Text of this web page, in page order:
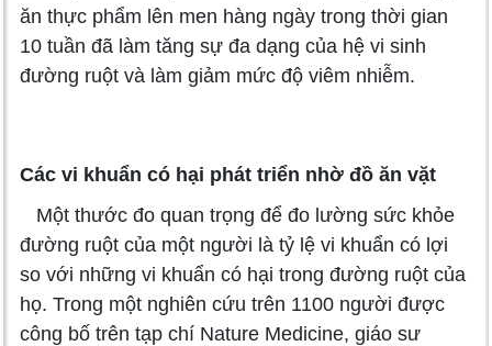
ăn thực phẩm lên men hàng ngày trong thời gian
10 tuần đã làm tăng sự đa dạng của hệ vi sinh
đường ruột và làm giảm mức độ viêm nhiễm.
Các vi khuẩn có hại phát triển nhờ đồ ăn vặt
Một thước đo quan trọng để đo lường sức khỏe
đường ruột của một người là tỷ lệ vi khuẩn có lợi
so với những vi khuẩn có hại trong đường ruột của
họ. Trong một nghiên cứu trên 1100 người được
công bố trên tạp chí Nature Medicine, giáo sư